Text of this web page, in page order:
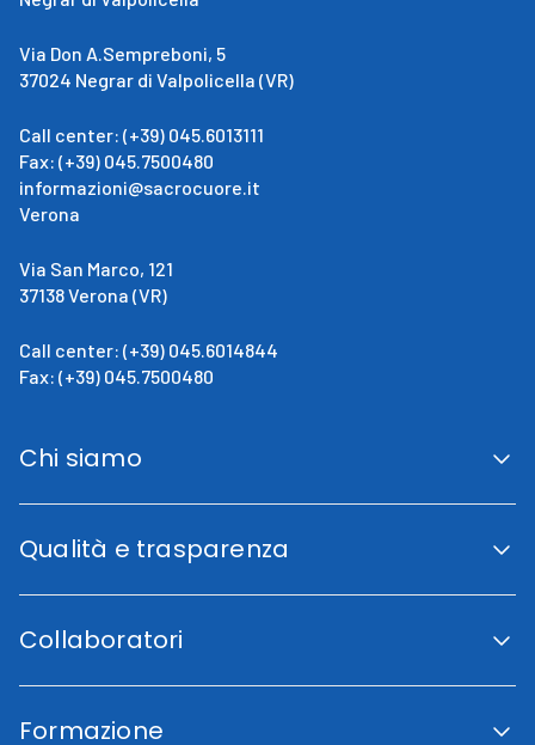
Via Don A.Sempreboni, 5
37024 Negrar di Valpolicella (VR)
Call center: (+39) 045.6013111
Fax: (+39) 045.7500480
informazioni@sacrocuore.it
Verona
Via San Marco, 121
37138 Verona (VR)
Call center: (+39) 045.6014844
Fax: (+39) 045.7500480
Chi siamo
San Giovanni Calabria
La direzione
Qualità e trasparenza
Accreditamento Regionale
Indicatori di qualità
Codice etico
Carta dei Servizi
Collaboratori
Lavora con noi
Fornitori
Formazione